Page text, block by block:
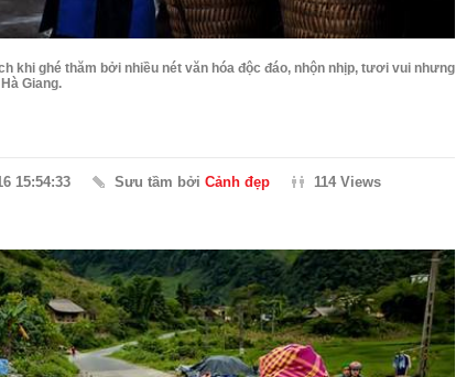
khi ghé thăm bởi nhiều nét văn hóa độc đáo, nhộn nhịp, tươi vui nhưng
Giang.
15:54:33 Sưu tầm bởi Cảnh đẹp 114 Views